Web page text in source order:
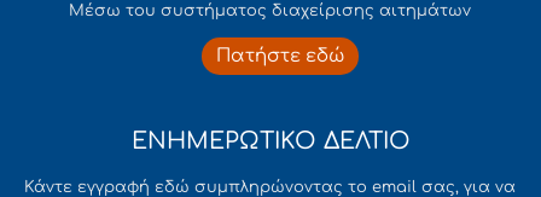
Mέσω του συστήματος διαχείρισης αιτημάτων
Πατήστε εδώ
ΕΝΗΜΕΡΩΤΙΚΟ ΔΕΛΤΙΟ
Κάντε εγγραφή εδώ συμπληρώνοντας το email σας, για να